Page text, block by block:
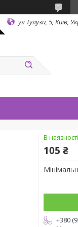
ул Тулузи, 5, Київ,
В наявності
105 ₴
+380